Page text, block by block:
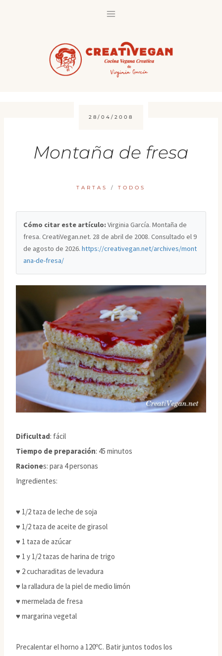
28/04/2008
Montaña de fresa
TARTAS / TODOS
Cómo citar este artículo: Virginia García. Montaña de
fresa. CreatiVegan.net. 28 de abril de 2008. Consultado el9
de agosto de 2026.https://creativegan.net/archives/mont
ana-de-fresa/
Dificultad: fácil
Tiempo de preparación: 45 minutos
Raciones: para 4 personas
Ingredientes:
♥ 1/2 taza de leche de soja
♥ 1/2 taza de aceite de girasol
♥ 1 taza de azúcar
♥ 1 y 1/2 tazas de harina de trigo
♥ 2 cucharaditas de levadura
♥ la ralladura de la piel de medio limón
♥ mermelada de fresa
♥ margarina vegetal
Precalentar el horno a 120ºC. Batir juntos todos los